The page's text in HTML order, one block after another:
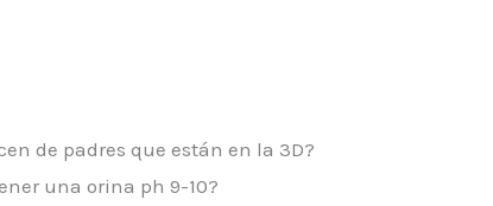
de padres que están en la 3D?
una orina ph 9-10?